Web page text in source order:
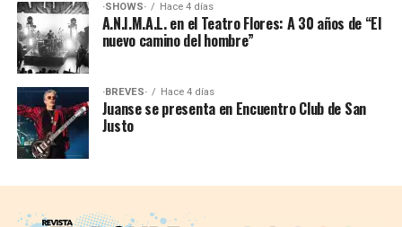
·SHOWS· Hace 4 días
A.N.I.M.A.L. en el Teatro Flores: A 30 años de “El
nuevo camino del hombre”
·BREVES· Hace 4 días
Juanse se presenta en Encuentro Club de San
Justo